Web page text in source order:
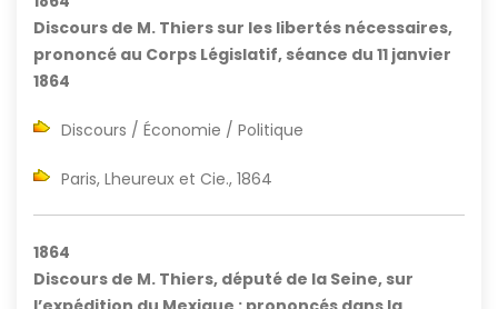
Discours de M. Thiers sur les libertés nécessaires,
prononcé au Corps Législatif, séance du 11 janvier
1864
Discours / Économie / Politique
Paris, Lheureux et Cie., 1864
1864
Discours de M. Thiers, député de la Seine, sur